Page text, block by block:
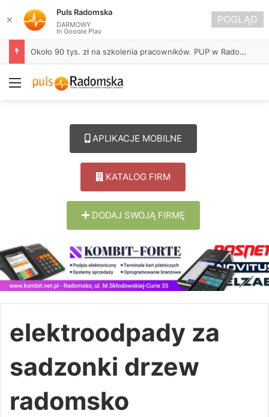
Życie bez alkoholu – lepszy wybór. Radomsko włącza się w Miesiąc Trzeźwości
Menu
APLIKACJE MOBILNE
KATALOG FIRM
DODAJ SWOJĄ FIRMĘ
elektroodpady za
sadzonki drzew
radomsko
✕
Puls Radomska
DARMOWY
In Google Play
POGLĄD